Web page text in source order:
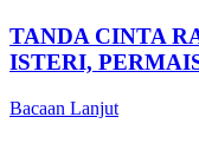
TANDA CINTA
ISTERI,
Bacaan Lanjut